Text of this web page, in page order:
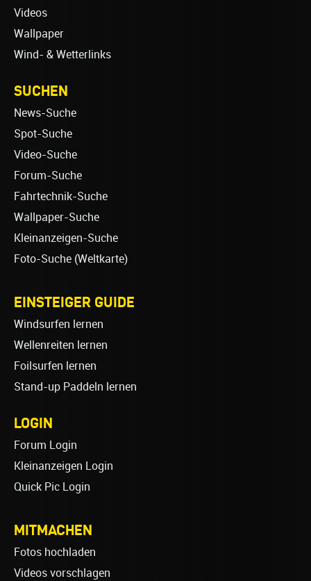
Videos
Wallpaper
Wind- & Wetterlinks
SUCHEN
News-Suche
Spot-Suche
Video-Suche
Forum-Suche
Fahrtechnik-Suche
Wallpaper-Suche
Kleinanzeigen-Suche
Foto-Suche (Weltkarte)
EINSTEIGER GUIDE
Windsurfen lernen
Wellenreiten lernen
Foilsurfen lernen
Stand-up Paddeln lernen
LOGIN
Forum Login
Kleinanzeigen Login
Quick Pic Login
MITMACHEN
Fotos hochladen
Videos vorschlagen